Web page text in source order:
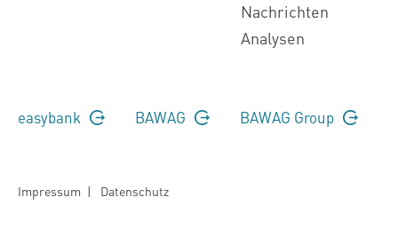
Nachrichten
Analysen
easybank BAWAG BAWAG Group
Impressum | Datenschutz